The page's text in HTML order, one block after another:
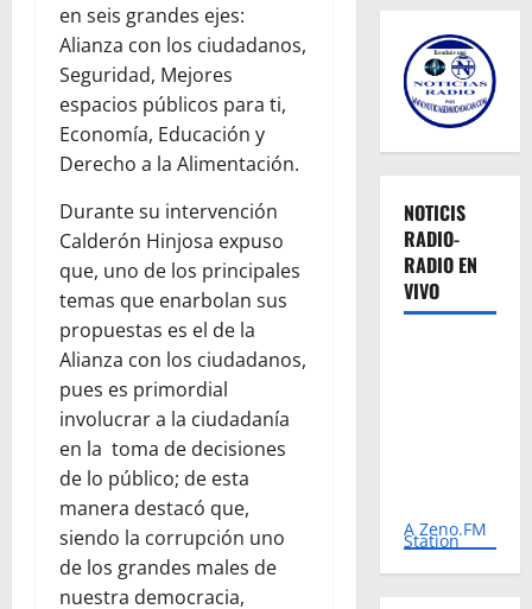
en seis grandes ejes:
Alianza con los ciudadanos,
Seguridad, Mejores
espacios públicos para ti,
Economía, Educación y
Derecho a la Alimentación.
Durante su intervención
Calderón Hinjosa expuso
que, uno de los principales
temas que enarbolan sus
propuestas es el de la
Alianza con los ciudadanos,
pues es primordial
involucrar a la ciudadanía
en la toma de decisiones
de lo público; de esta
manera destacó que,
siendo la corrupción uno
de los grandes males de
nuestra democracia,
NOTICIS
RADIO-
RADIO EN
VIVO
A Zeno.FM
Station